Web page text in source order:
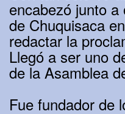
encabezó junto
de Chuquisaca
redactar la
Llegó a ser uno
de la Asamblea
Fue fundador de